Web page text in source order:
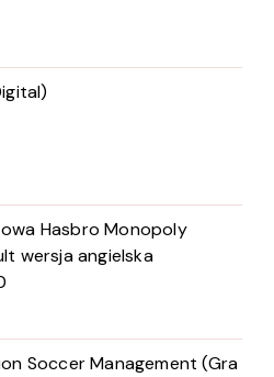
Hasbro Monopoly
wersja angielska
Soccer Management (Gra